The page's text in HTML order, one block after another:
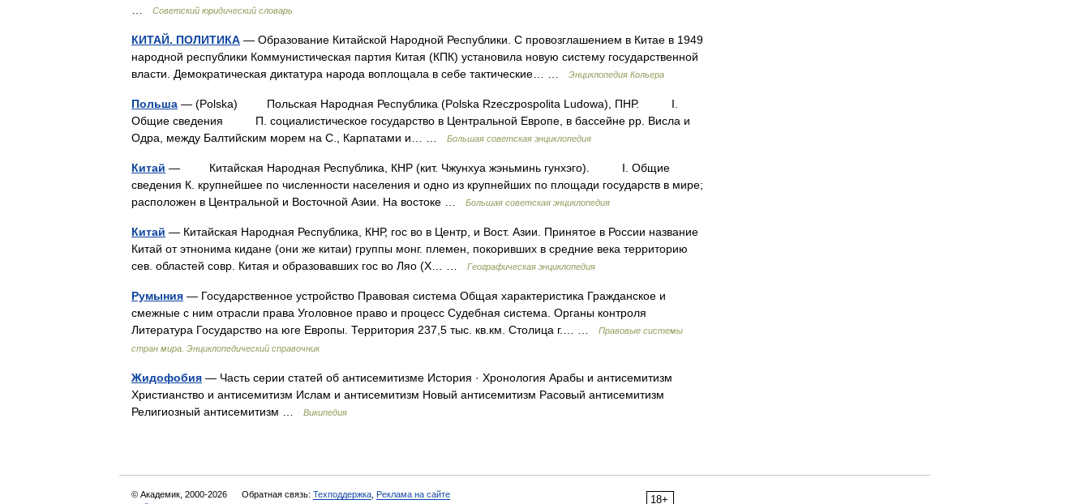
Советский юридический словарь
КИТАЙ. ПОЛИТИКА — Образование Китайской Народной Республики. С провозглашением в Китае в 1949
народной республики Коммунистическая партия Китая (КПК) установила новую систему государственной
власти. Демократическая диктатура народа воплощала в себе тактические… …
Энциклопедия Кольера
Польша — (Polska) Польская Народная Республика (Polska Rzeczpospolita Ludowa), ПНР. I.
Общие сведения П. социалистическое государство в Центральной Европе, в бассейне рр. Висла и
Одра, между Балтийским морем на С., Карпатами и… …
Большая советская энциклопедия
Китай — Китайская Народная Республика, КНР (кит. Чжунхуа жэньминь гунхэго). I. Общие
сведения К. крупнейшее по численности населения и одно из крупнейших по площади государств в мире;
расположен в Центральной и Восточной Азии. На востоке …
Большая советская энциклопедия
Китай — Китайская Народная Республика, КНР, гос во в Центр, и Вост. Азии. Принятое в России название
Китай от этнонима кидане (они же китаи) группы монг. племен, покоривших в средние века территорию
сев. областей совр. Китая и образовавших гос во Ляо (X… …
Географическая энциклопедия
Румыния — Государственное устройство Правовая система Общая характеристика Гражданское и
смежные с ним отрасли права Уголовное право и процесс Судебная система. Органы контроля
Литература Государство на юге Европы. Территория 237,5 тыс. кв.км. Столица г.… …
Правовые системы
стран мира. Энциклопедический справочник
Жидофобия — Часть серии статей об антисемитизме История · Хронология Арабы и антисемитизм
Христианство и антисемитизм Ислам и антисемитизм Новый антисемитизм Расовый антисемитизм
Религиозный антисемитизм …
Википедия
18+
© Академик, 2000-2026 Обратная связь: Техподдержка Реклама на сайте